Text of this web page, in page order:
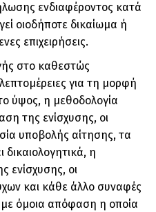
ενδιαφέροντος κατά
οιοδήποτε δικαίωμα ή
επιχειρήσεις.
στο καθεστώς
για τη μορφή
ύψος, η μεθοδολογία
της ενίσχυσης, οι
υποβολής αίτησης, τα
δικαιολογητικά, η
ενίσχυσης, οι
και κάθε άλλο συναφές
όμοια απόφαση η οποία